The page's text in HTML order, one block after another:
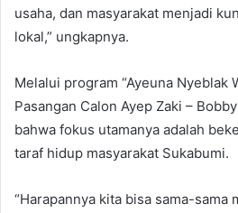
usaha, dan masyarakat menjadi
lokal,” ungkapnya.
Melalui program “Ayeuna Nyeblak
Pasangan Calon Ayep Zaki –
bahwa fokus utamanya adalah
taraf hidup masyarakat Sukabumi.
“Harapannya kita bisa sama-sama